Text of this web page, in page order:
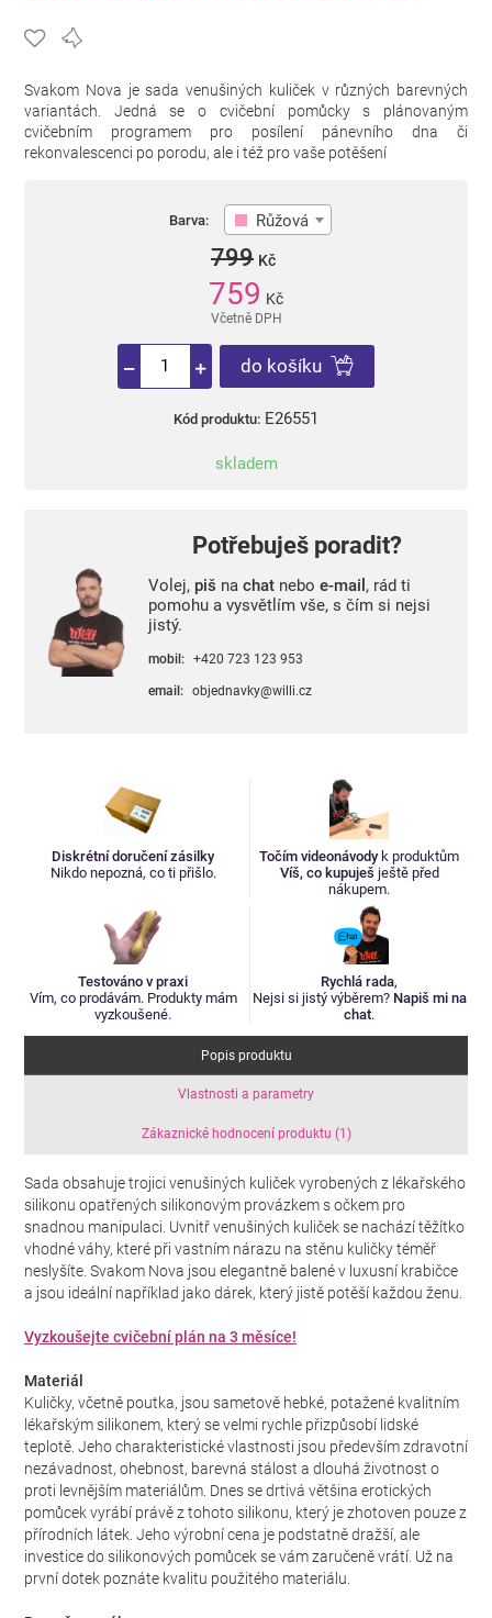
Svakom Nova je sada venušiných kuliček v různých barevných
variantách. Jedná se o cvičební pomůcky s plánovaným
cvičebním programem pro posílení pánevního dna či
rekonvalescenci po porodu, ale i též pro vaše potěšení
Barva: Růžová
799 Kč
759 Kč
Včetně DPH
do košíku
Kód produktu: E26551
skladem
Potřebuješ poradit?
Volej, piš na chatnebo e-mail , rád ti
pomohu a vysvětlím vše, s čím si nejsi
jistý.
mobil: +420 723 123 953
email: objednavky@willi.cz
Diskrétní doručení zásilky
Nikdo nepozná, co ti přišlo.
Točím videonávody k produktům
Víš, co kupuješ ještě před
nákupem.
Testováno v praxi
Vím, co prodávám. Produkty mám
vyzkoušené.
Rychlá rada,
Nejsi si jistý výběrem? Napiš mi na
chat.
Popis produktu
Vlastnosti a parametry
Zákaznické hodnocení produktu (1)
Sada obsahuje trojici venušiných kuliček vyrobených z lékařského
silikonu opatřených silikonovým provázkem s očkem pro
snadnou manipulaci. Uvnitř venušiných kuliček se nachází těžítko
vhodné váhy, které při vastním nárazu na stěnu kuličky téměř
neslyšíte. Svakom Nova jsou elegantně balené v luxusní krabičce
a jsou ideální například jako dárek, který jistě potěší každou ženu.
Vyzkoušejte cvičební plán na 3 měsíce!
Materiál
Kuličky, včetně poutka, jsou sametově hebké, potažené kvalitním
lékařským silikonem, který se velmi rychle přizpůsobí lidské
teplotě. Jeho charakteristické vlastnosti jsou především zdravotní
nezávadnost, ohebnost, barevná stálost a dlouhá životnost o
proti levnějším materiálům. Dnes se drtivá většina erotických
pomůcek vyrábí právě z tohoto silikonu, který je zhotoven pouze z
přírodních látek. Jeho výrobní cena je podstatně dražší, ale
investice do silikonových pomůcek se vám zaručeně vrátí. Už na
první dotek poznáte kvalitu použitého materiálu.